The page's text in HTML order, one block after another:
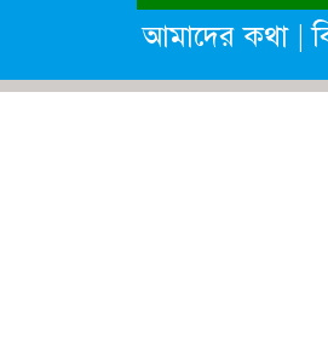
আমাদের কথা|